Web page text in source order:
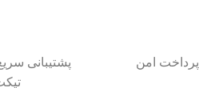
پرداخت امن
پشتیبانی